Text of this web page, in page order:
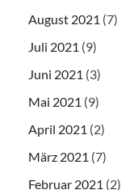
August 2021 (7)
Juli 2021 (9)
Juni 2021 (3)
Mai 2021 (9)
April 2021 (2)
März 2021 (7)
Februar 2021 (2)